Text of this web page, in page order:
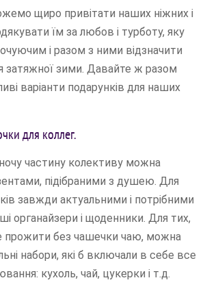
щиро привітати наших ніжних і
їм за любов і турботу, яку
і разом з ними відзначити
затяжної зими. Давайте ж разом
варіанти подарунків для наших
для коллег.
частину колективу можна
підібраними з душею. Для
завжди актуальними і потрібними
органайзери і щоденники. Для тих,
прожити без чашечки чаю, можна
набори, які б включали в себе все
кухоль, чай, цукерки і т.д.